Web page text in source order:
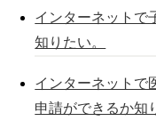
インターネットで
知りたい。
インターネットで
申請ができるか知